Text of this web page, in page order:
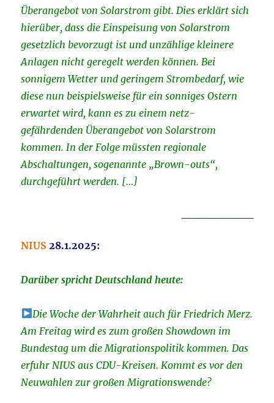
Überangebot von Solarstrom gibt. Dies erklärt sich
hierüber, dass die Einspeisung von Solarstrom
gesetzlich bevorzugt ist und unzählige kleinere
Anlagen nicht geregelt werden können. Bei
sonnigem Wetter und geringem Strombedarf, wie
diese nun beispielsweise für ein sonniges Ostern
erwartet wird, kann es zu einem netz-
gefährdenden Überangebot von Solarstrom
kommen. In der Folge müssten regionale
Abschaltungen, sogenannte „Brown-outs“,
durchgeführt werden. […]
NIUS 28.1.2025:
Darüber spricht Deutschland heute:
Die Woche der Wahrheit auch für Friedrich Merz.
Am Freitag wird es zum großen Showdown im
Bundestag um die Migrationspolitik kommen. Das
erfuhr NIUS aus CDU-Kreisen. Kommt es vor den
Neuwahlen zur großen Migrationswende?